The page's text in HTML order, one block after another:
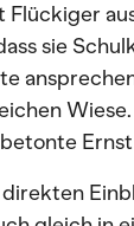
Flückiger
sie